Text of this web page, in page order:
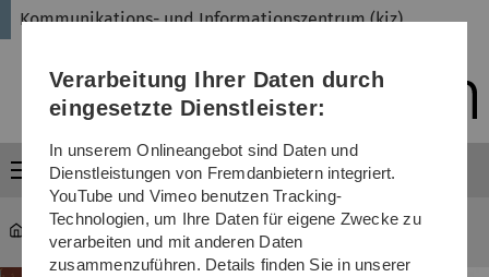
Direkt
Direkt
Direkt
(Sprache,
Drucken,
Media)
Direkt
Direkt
Kommunikations- und Informationszentrum (kiz)
Menü
Kommunikations- und Informationszentrum (kiz)
Verarbeitung Ihrer Daten durch
eingesetzte Dienstleister:
In unserem Onlineangebot sind Daten und
Dienstleistungen von Fremdanbietern integriert.
YouTube und Vimeo benutzen Tracking-
Technologien, um Ihre Daten für eigene Zwecke zu
verarbeiten und mit anderen Daten
zusammenzuführen. Details finden Sie in unserer